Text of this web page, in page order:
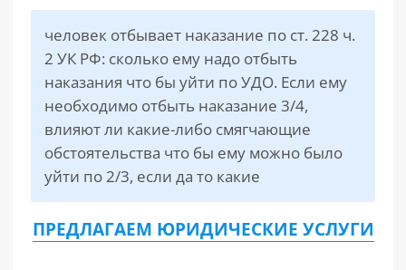
РАЗДЕЛЫ
человек отбывает наказание по ст. 228 ч.
2 УК РФ: сколько ему надо отбыть
наказания что бы уйти по УДО. Если ему
необходимо отбыть наказание 3/4,
влияют ли какие-либо смягчающие
обстоятельства что бы ему можно было
уйти по 2/3, если да то какие
ПРЕДЛАГАЕМ ЮРИДИЧЕСКИЕ УСЛУГИ